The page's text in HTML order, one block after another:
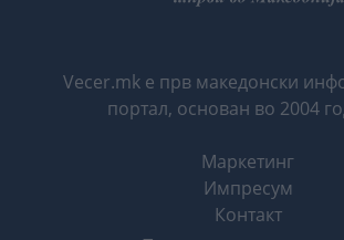
Vecer.mk е прв македонски
портал, основан во 2004
Маркетинг
Импресум
Контакт